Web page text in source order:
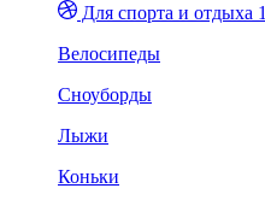
Для спорта и отдыха 1
Велосипеды
Сноуборды
Лыжи
Коньки